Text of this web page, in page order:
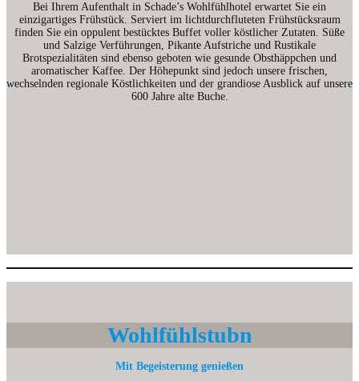
Bei Ihrem Aufenthalt in Schade’s Wohlfühlhotel erwartet Sie ein
einzigartiges Frühstück. Serviert im lichtdurchfluteten Frühstücksraum
finden Sie ein oppulent bestücktes Buffet voller köstlicher Zutaten. Süße
und Salzige Verführungen, Pikante Aufstriche und Rustikale
Brotspezialitäten sind ebenso geboten wie gesunde Obsthäppchen und
aromatischer Kaffee. Der Höhepunkt sind jedoch unsere frischen,
wechselnden regionale Köstlichkeiten und der grandiose Ausblick auf unsere
600 Jahre alte Buche.
Wohlfühlstubn
Mit Begeisterung genießen